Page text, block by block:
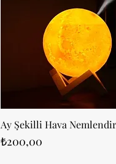
Ay Şekilli Hava
Fiyat
₺200,00